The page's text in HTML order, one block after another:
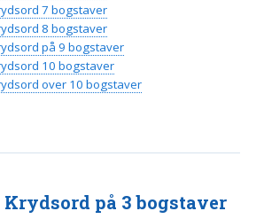
på 3 bogstaver
7 bogstaver
8 bogstaver
på 9 bogstaver
10 bogstaver
over 10 bogstaver